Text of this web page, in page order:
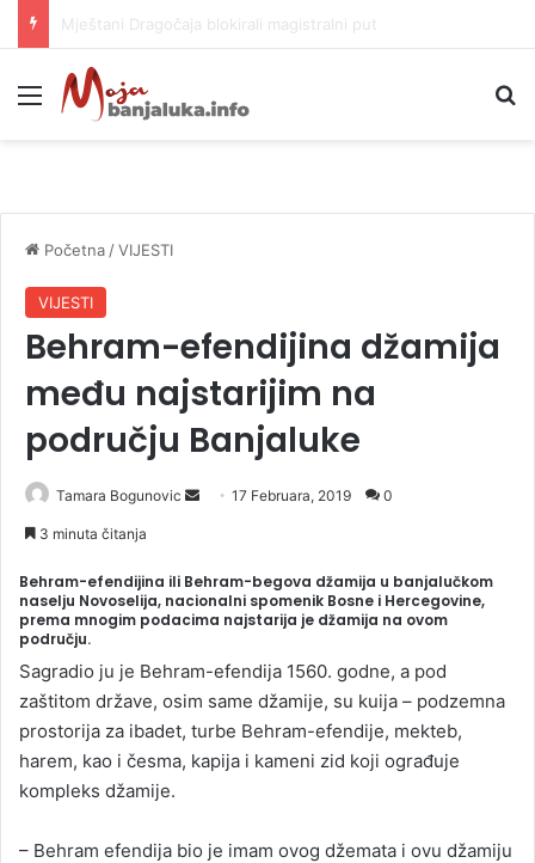
Helikopter ponovo gasi vatru u selima kod Trebinja
Meni
Početna /VIJESTI
VIJESTI
Behram-efendijina džamija
među najstarijim na
području Banjaluke
Tamara Bogunovic
d
a
e
m
a
17 Februara, 2019 0
3 minuta čitanja
Behram-efendijina ili Behram-begova džamija u banjalučkom
naselju Novoselija, nacionalni spomenik Bosne i Hercegovine,
prema mnogim podacima najstarija je džamija na ovom
području.
Sagradio ju je Behram-efendija 1560. godne, a pod
zaštitom države, osim same džamije, su kuija – podzemna
prostorija za ibadet, turbe Behram-efendije, mekteb,
harem, kao i česma, kapija i kameni zid koji ograđuje
kompleks džamije.
– Behram efendija bio je imam ovog džemata i ovu džamiju